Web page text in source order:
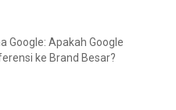
Google: Apakah Google
ke Brand Besar?